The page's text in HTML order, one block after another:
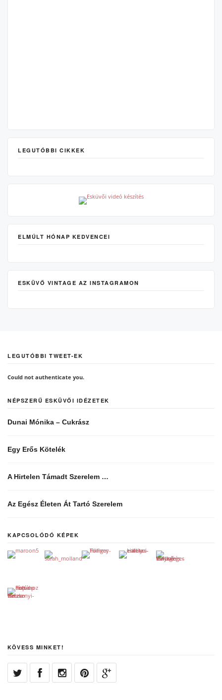
LEGUTÓBBI CIKKEK
ELMÚLT HÓNAP KEDVENCEI
ESKÜVŐ VINTAGE AZ INSTAGRAMON
LEGUTÓBBI TWEET-EK
Could not authenticate you.
NÉPSZERŰ ESKÜVŐI IDÉZETEK
Dunai Mónika – Cukrász
Egy Erős Kötelék
A Hirtelen Támadt Szerelem …
Az Egész Életen Át Tartó Szerelem
KAPCSOLÓDÓ KÉPEK
KÖVESS MINKET!